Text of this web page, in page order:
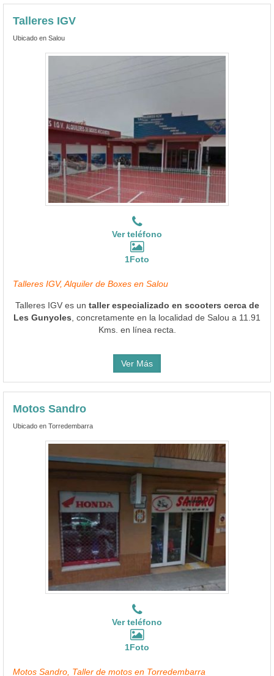
Talleres IGV
Ubicado en Salou
Ver teléfono
1Foto
Talleres IGV, Alquiler de Boxes en Salou
Talleres IGV es un taller especializado en scooters cerca de
Les Gunyoles , concretamente en la localidad de Salou a 11.91
Kms. en línea recta.
Ver Más
Motos Sandro
Ubicado en Torredembarra
Ver teléfono
1Foto
Motos Sandro, Taller de motos en Torredembarra